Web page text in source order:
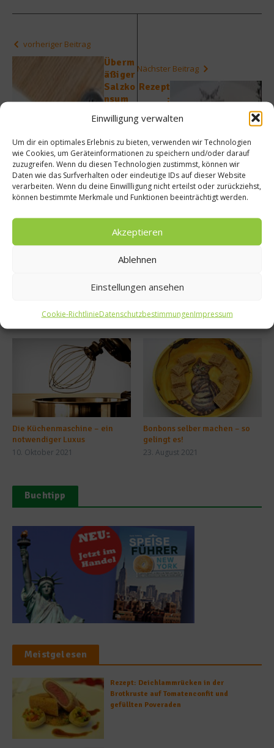
Einwilligung verwalten
Um dir ein optimales Erlebnis zu bieten, verwenden wir Technologien
wie Cookies, um Geräteinformationen zu speichern und/oder darauf
zuzugreifen. Wenn du diesen Technologien zustimmst, können wir
Daten wie das Surfverhalten oder eindeutige IDs auf dieser Website
verarbeiten. Wenn du deine Einwillligung nicht erteilst oder zurückziehst,
können bestimmte Merkmale und Funktionen beeinträchtigt werden.
Akzeptieren
Ablehnen
Einstellungen ansehen
Cookie-RichtlinieDatenschutzbestimmungenImpressum
vorheriger Beitrag
Überm
äßiger
Salzko
nsum
jährlic
Millio
nen
von
Mensc
hen
eit das
Leben
Nächster Beitrag
Rezept
:
ertes
Deichl
ammka
rree
mit
Blume
Eiersti
ch
Die Küchenmaschine – ein
notwendiger Luxus
10. Oktober 2021
Bonbons selber machen – so
gelingt es!
23. August 2021
Buchtipp
Meistgelesen
Rezept: Deichlammrücken in der
Brotkruste auf Tomatenconfit und
gefüllten Poveraden